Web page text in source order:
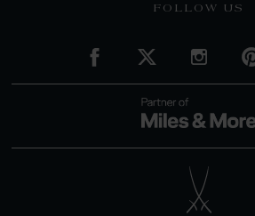
FOLLOW US